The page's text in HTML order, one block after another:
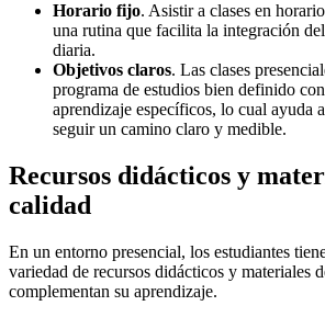
Horario fijo. Asistir a clases en
una rutina que facilita la integración
diaria.
Objetivos claros. Las clases
programa de estudios bien definido
aprendizaje específicos, lo cual ayuda
seguir un camino claro y medible.
Recursos didácticos y
calidad
En un entorno presencial, los estudiantes
variedad de recursos didácticos y materiales
complementan su aprendizaje.